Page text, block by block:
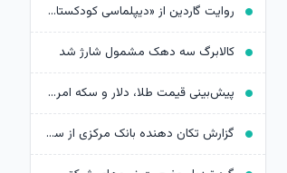
روایت گاردین از «دیپلماسی کودکستانی» ترامپ در برابر ایران
کالابرگ سه دهک مشمول شارژ شد
پیش‌بینی قیمت طلا، دلار و سکه امروز 15 مرداد 1405/ بازار منتظر مذاکرات تنگه هرمز
گزارش تکان‌ دهنده بانک مرکزی از سفره ایرانی‌ها؛ تورم چگونه فقرا را فقیرتر کرد؟